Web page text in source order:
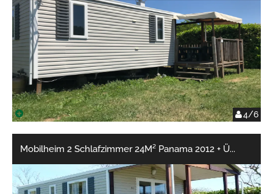
4/6
Mobilheim 2 Schlafzimmer 24M² Panama 2012 + Ü...